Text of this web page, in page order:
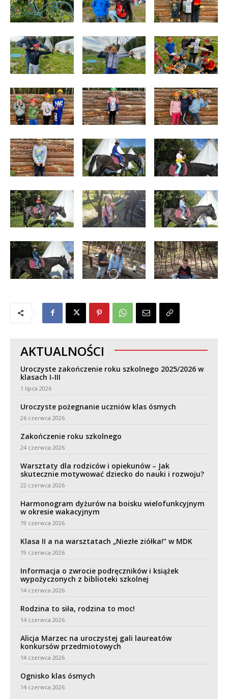
AKTUALNOŚCI
Uroczyste zakończenie roku szkolnego 2025/2026 w
klasach I-III
1 lipca 2026
Uroczyste pożegnanie uczniów klas ósmych
26 czerwca 2026
Zakończenie roku szkolnego
24 czerwca 2026
Warsztaty dla rodziców i opiekunów – Jak
skutecznie motywować dziecko do nauki i rozwoju?
22 czerwca 2026
Harmonogram dyżurów na boisku wielofunkcyjnym
w okresie wakacyjnym
19 czerwca 2026
Klasa II a na warsztatach „Niezłe ziółka!” w MDK
19 czerwca 2026
Informacja o zwrocie podręczników i książek
wypożyczonych z biblioteki szkolnej
14 czerwca 2026
Rodzina to siła, rodzina to moc!
14 czerwca 2026
Alicja Marzec na uroczystej gali laureatów
konkursów przedmiotowych
14 czerwca 2026
Ognisko klas ósmych
14 czerwca 2026